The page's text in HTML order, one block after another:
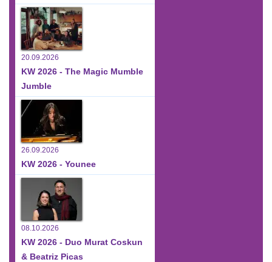
20.09.2026
KW 2026 - The Magic Mumble
Jumble
26.09.2026
KW 2026 - Younee
08.10.2026
KW 2026 - Duo Murat Coskun
& Beatriz Picas